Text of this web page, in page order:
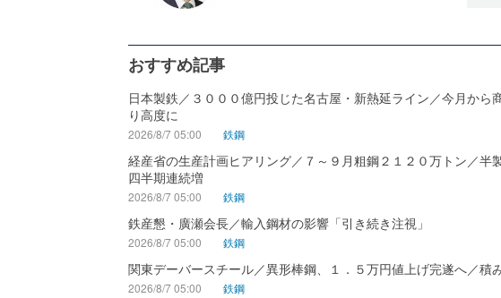
おすすめ記事
日本製鉄／３０００億円投じた名古屋・新熱延ライン／今月か
り高度に
2026/8/7 05:00 鉄鋼
経産省の生産計画ヒアリング／７～９月粗鋼２１２０万トン／半
四半期連続増
2026/8/7 05:00 鉄鋼
鉄産懇・廣瀬会長／輸入鋼材の影響「引き続き注視」
2026/8/7 05:00 鉄鋼
関東デーバースチール／異形棒鋼、１．５万円値上げ完遂へ／積
2026/8/7 05:00 鉄鋼